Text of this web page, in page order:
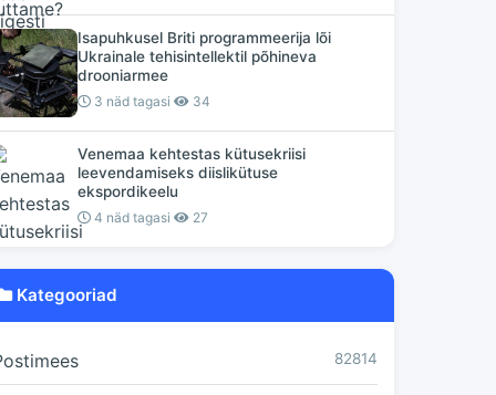
Isapuhkusel Briti programmeerija lõi
Ukrainale tehisintellektil põhineva
drooniarmee
3 näd tagasi 34
Venemaa kehtestas kütusekriisi
leevendamiseks diislikütuse
ekspordikeelu
4 näd tagasi 27
Kategooriad
82814